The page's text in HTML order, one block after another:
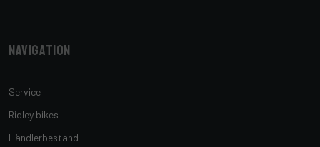
Navigation
Service
Ridley bikes
Händlerbestand